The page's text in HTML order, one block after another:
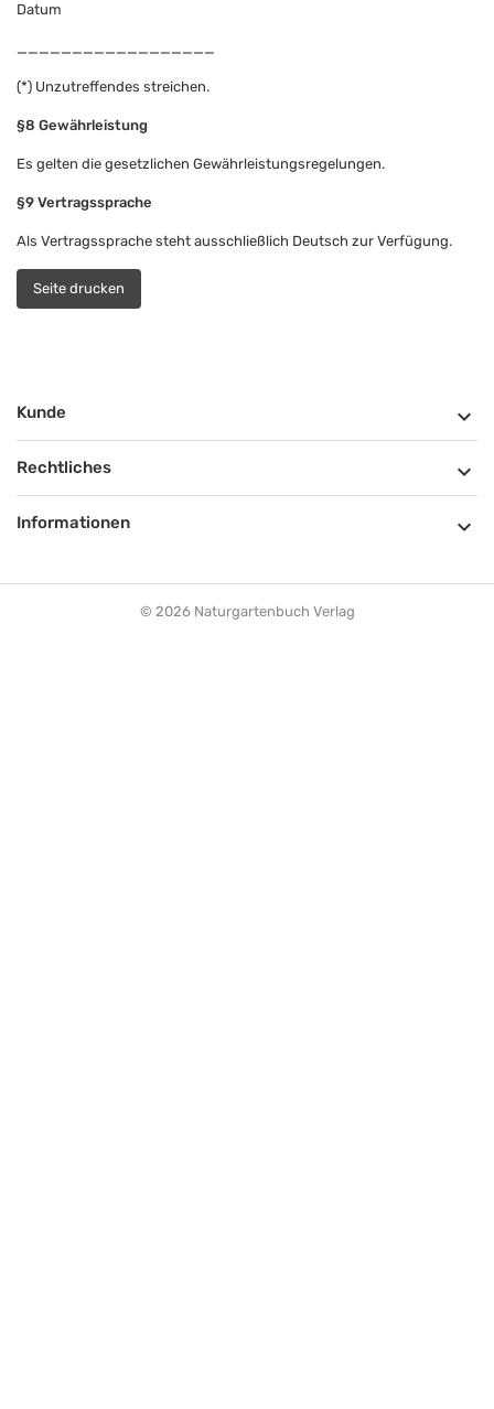
Datum
__________________
(*) Unzutreffendes streichen.
§8 Gewährleistung
Es gelten die gesetzlichen Gewährleistungsregelungen.
§9 Vertragssprache
Als Vertragssprache steht ausschließlich Deutsch zur Verfügung.
Kunde 
Rechtliches 
Informationen 
© 2026 Naturgartenbuch Verlag